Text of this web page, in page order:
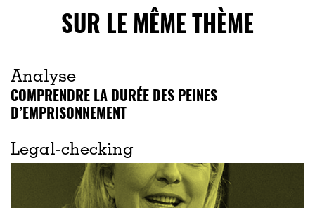
SUR LE MÊME THÈME
Analyse
COMPRENDRE LA DURÉE DES PEINES
D’EMPRISONNEMENT
Legal-checking